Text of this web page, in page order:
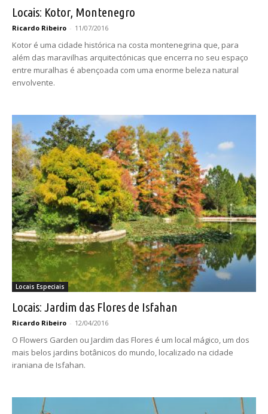
Locais: Kotor, Montenegro
Ricardo Ribeiro - 11/07/2016
Kotor é uma cidade histórica na costa montenegrina que, para
além das maravilhas arquitectónicas que encerra no seu espaço
entre muralhas é abençoada com uma enorme beleza natural
envolvente.
Locais Especiais
Locais: Jardim das Flores de Isfahan
Ricardo Ribeiro - 12/04/2016
O Flowers Garden ou Jardim das Flores é um local mágico, um dos
mais belos jardins botânicos do mundo, localizado na cidade
iraniana de Isfahan.